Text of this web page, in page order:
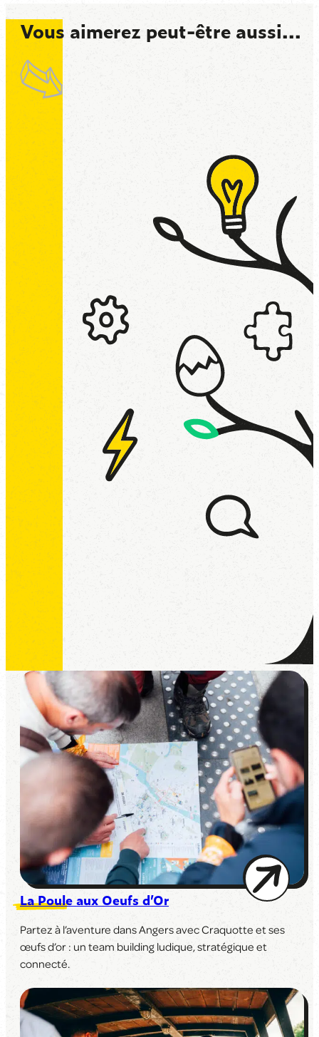
Vous aimerez peut-être aussi...
La Poule aux Oeufs d’Or
Partez à l’aventure dans Angers avec Craquotte et ses
œufs d’or : un team building ludique, stratégique et
connecté.